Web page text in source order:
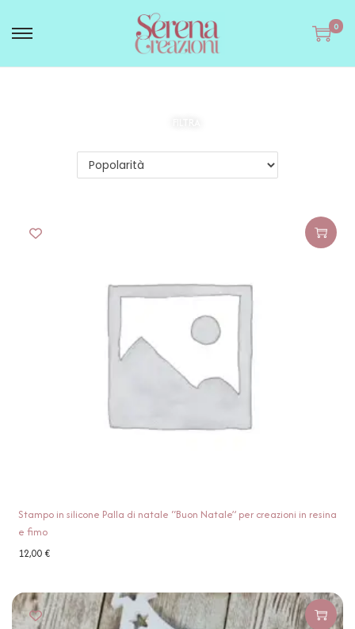
0
Stampo in silicone Palla di natale “Buon Natale” per creazioni in resina
e fimo
12,00€